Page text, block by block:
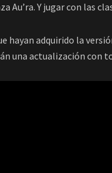
Au’ra. Y jugar con las
hayan adquirido la
una actualización con